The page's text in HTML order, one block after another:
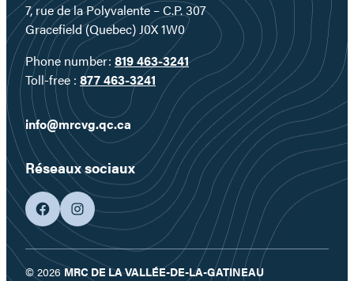
7, rue de la Polyvalente – C.P. 307
Gracefield (Quebec) J0X 1W0
Phone number: 819 463-3241
Toll-free : 877 463-3241
info@mrcvg.qc.ca
Réseaux sociaux
facebookgoogleplus
© 2026 MRC DE LA VALLÉE-DE-LA-GATINEAU